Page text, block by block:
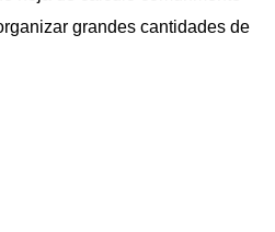
grandes cantidades de